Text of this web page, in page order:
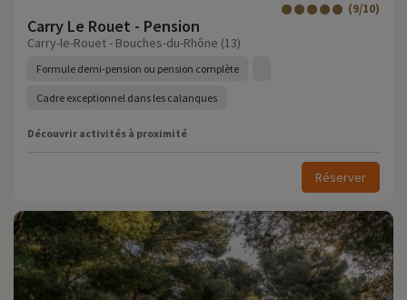
Carry Le Rouet - Pension
(9/10)
Carry-le-Rouet - Bouches-du-Rhône (13)
Formule demi-pension ou pension complète
Cadre exceptionnel dans les calanques
Découvrir activités à proximité
Réserver